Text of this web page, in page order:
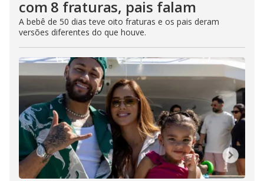
com 8 fraturas, pais falam
A bebê de 50 dias teve oito fraturas e os pais deram
versões diferentes do que houve.